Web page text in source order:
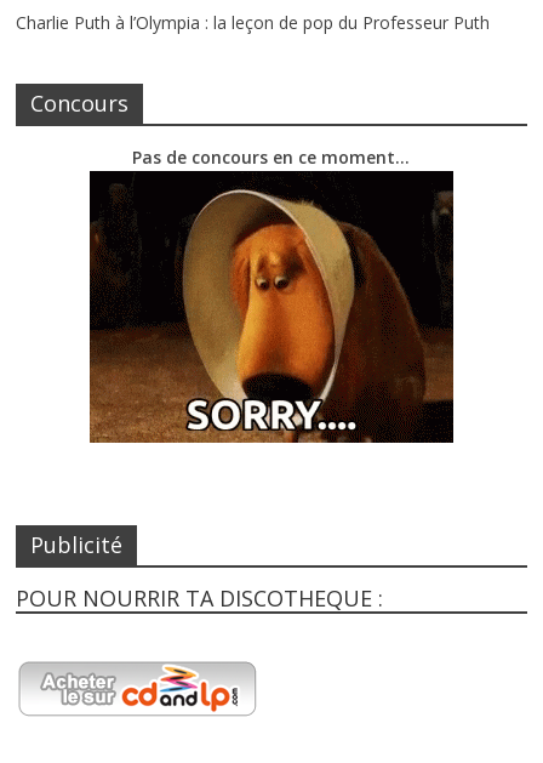
Charlie Puth à l’Olympia : la leçon de pop du Professeur Puth
Concours
Pas de concours en ce moment…
Publicité
POUR NOURRIR TA DISCOTHEQUE :